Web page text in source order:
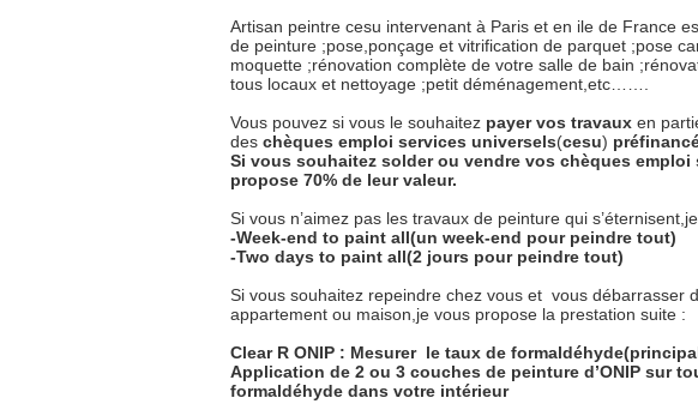
Artisan peintre cesu intervenant à Paris et en ile de France
de peinture ;pose,ponçage et vitrification de parquet ;pose
moquette ;rénovation complète de votre salle de bain
tous locaux et nettoyage ;petit déménagement,etc…….
Vous pouvez si vous le souhaitez payer vos travaux en
des chèques emploi services universels(cesu)
Si vous souhaitez solder ou vendre vos chèques
propose 70% de leur valeur.
Si vous n’aimez pas les travaux de peinture qui
-Week-end to paint all(un week-end pour peindre tout)
-Two days to paint all(2 jours pour peindre tout)
Si vous souhaitez repeindre chez vous et vous débarrasser
appartement ou maison,je vous propose la prestation suite :
Clear R ONIP : Mesurer le taux de
Application de 2 ou 3 couches de peinture d’ONIP sur
formaldéhyde dans votre intérieur